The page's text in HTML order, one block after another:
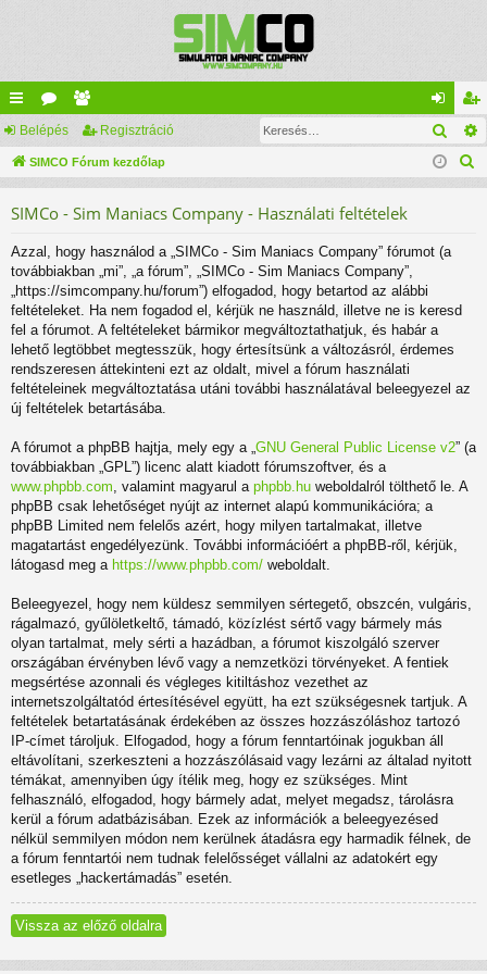
yo
rs
k
ór
u
ag
lis
el
ép
eg
is
Belépés Regisztráció
SIMCO Fórum kezdőlap
SIMCo - Sim Maniacs Company - Használati feltételek
Azzal, hogy használod a „SIMCo - Sim Maniacs Company” fórumot (a
továbbiakban „mi”, „a fórum”, „SIMCo - Sim Maniacs Company”,
„https://simcompany.hu/forum”) elfogadod, hogy betartod az alábbi
feltételeket. Ha nem fogadod el, kérjük ne használd, illetve ne is keresd
fel a fórumot. A feltételeket bármikor megváltoztathatjuk, és habár a
lehető legtöbbet megtesszük, hogy értesítsünk a változásról, érdemes
rendszeresen áttekinteni ezt az oldalt, mivel a fórum használati
feltételeinek megváltoztatása utáni további használatával beleegyezel az
új feltételek betartásába.
A fórumot a phpBB hajtja, mely egy a „ GNU General Public License v2” (a
továbbiakban „GPL”) licenc alatt kiadott fórumszoftver, és a
www.phpbb.com , valamint magyarul a phpbb.hu weboldalról tölthető le. A
phpBB csak lehetőséget nyújt az internet alapú kommunikációra; a
phpBB Limited nem felelős azért, hogy milyen tartalmakat, illetve
magatartást engedélyezünk. További információért a phpBB-ről, kérjük,
látogasd meg a https://www.phpbb.com/ weboldalt.
Beleegyezel, hogy nem küldesz semmilyen sértegető, obszcén, vulgáris,
rágalmazó, gyűlöletkeltő, támadó, közízlést sértő vagy bármely más
olyan tartalmat, mely sérti a hazádban, a fórumot kiszolgáló szerver
országában érvényben lévő vagy a nemzetközi törvényeket. A fentiek
megsértése azonnali és végleges kitiltáshoz vezethet az
internetszolgáltatód értesítésével együtt, ha ezt szükségesnek tartjuk. A
feltételek betartatásának érdekében az összes hozzászóláshoz tartozó
IP-címet tároljuk. Elfogadod, hogy a fórum fenntartóinak jogukban áll
eltávolítani, szerkeszteni a hozzászólásaid vagy lezárni az általad nyitott
témákat, amennyiben úgy ítélik meg, hogy ez szükséges. Mint
felhasználó, elfogadod, hogy bármely adat, melyet megadsz, tárolásra
kerül a fórum adatbázisában. Ezek az információk a beleegyezésed
nélkül semmilyen módon nem kerülnek átadásra egy harmadik félnek, de
a fórum fenntartói nem tudnak felelősséget vállalni az adatokért egy
esetleges „hackertámadás” esetén.
Vissza az előző oldalra